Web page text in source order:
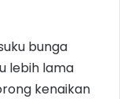
bunga
lebih lama
kenaikan